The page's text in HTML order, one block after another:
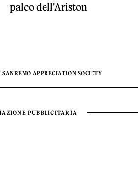
palco dell'Ariston
SANREMO APPRECIATION SOCIETY